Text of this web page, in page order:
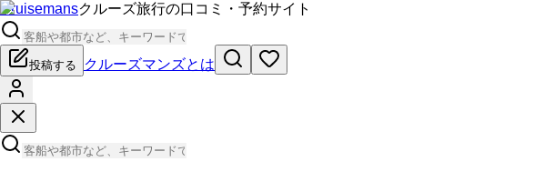
Cruisemansクルーズ旅行の口コミ・予約サイト
投稿する クルーズマンズとは